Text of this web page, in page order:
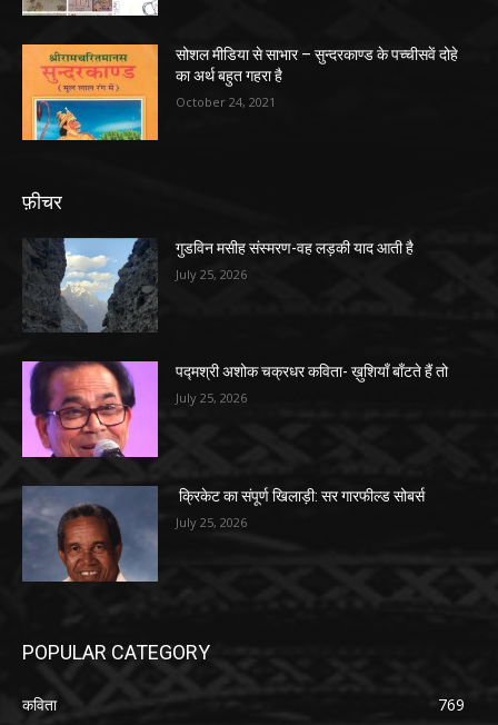
सोशल मीडिया से साभार – सुन्दरकाण्ड के पच्चीसवें दोहे
का अर्थ बहुत गहरा है
October 24, 2021
फ़ीचर
गुडविन मसीह संस्मरण-वह लड़की याद आती है
July 25, 2026
पद्मश्री अशोक चक्रधर कविता- ख़ुशियाँ बाँटते हैं तो
July 25, 2026
क्रिकेट का संपूर्ण खिलाड़ी: सर गारफील्ड सोबर्स
July 25, 2026
POPULAR CATEGORY
कविता
769